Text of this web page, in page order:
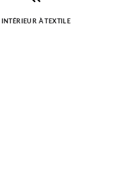
INTÉRIEUR À TEXTILE